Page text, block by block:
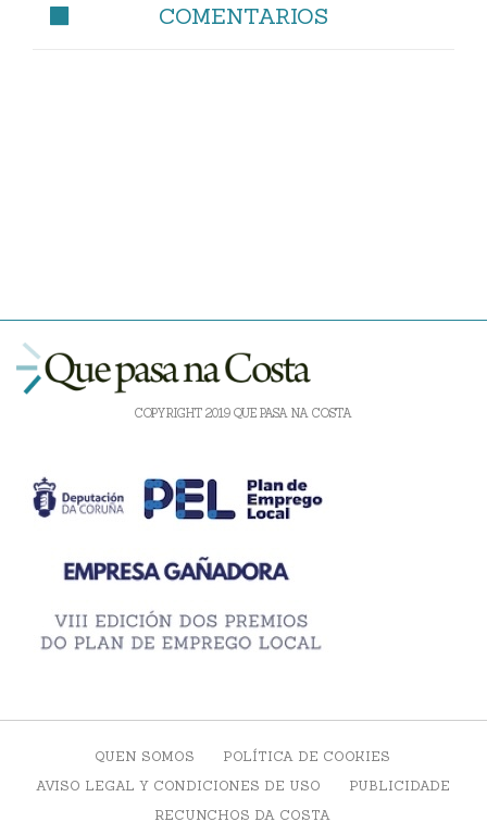
COMENTARIOS
COPYRIGHT 2019 QUE PASA NA COSTA
QUEN SOMOS
POLÍTICA DE COOKIES
AVISO LEGAL Y CONDICIONES DE USO
PUBLICIDADE
RECUNCHOS DA COSTA